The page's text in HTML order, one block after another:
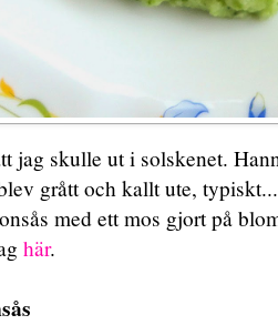
jag skulle ut i solskenet.
grått och kallt ute,
med ett mos gjort på
här.